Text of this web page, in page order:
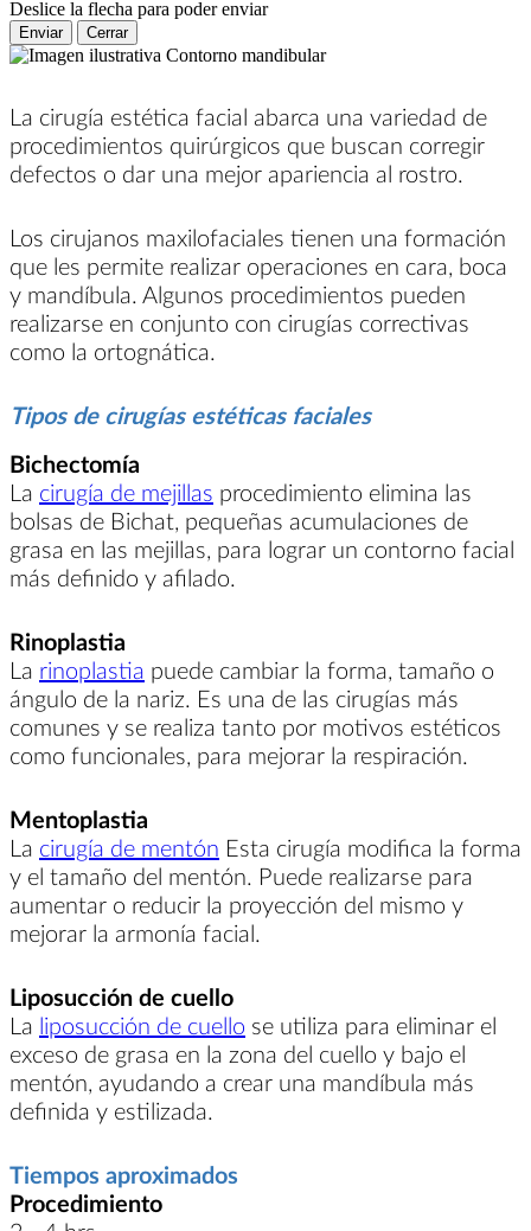
Deslice la flecha para poder enviar
Enviar Cerrar
La cirugía estética facial abarca una variedad de
procedimientos quirúrgicos que buscan corregir
defectos o dar una mejor apariencia al rostro.
Los cirujanos maxilofaciales tienen una formación
que les permite realizar operaciones en cara, boca
y mandíbula. Algunos procedimientos pueden
realizarse en conjunto con cirugías correctivas
como la ortognática.
Tipos de cirugías estéticas faciales
Bichectomía
La cirugía de mejillas procedimiento elimina las
bolsas de Bichat, pequeñas acumulaciones de
grasa en las mejillas, para lograr un contorno facial
más definido y afilado.
Rinoplastia
La rinoplastia puede cambiar la forma, tamaño o
ángulo de la nariz. Es una de las cirugías más
comunes y se realiza tanto por motivos estéticos
como funcionales, para mejorar la respiración.
Mentoplastia
La cirugía de mentón Esta cirugía modifica la forma
y el tamaño del mentón. Puede realizarse para
aumentar o reducir la proyección del mismo y
mejorar la armonía facial.
Liposucción de cuello
La liposucción de cuello se utiliza para eliminar el
exceso de grasa en la zona del cuello y bajo el
mentón, ayudando a crear una mandíbula más
definida y estilizada.
Tiempos aproximados
Procedimiento